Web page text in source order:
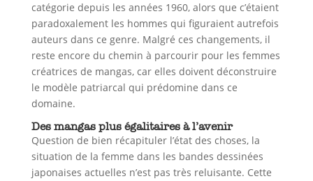
catégorie depuis les années 1960, alors que c’étaient
paradoxalement les hommes qui figuraient autrefois
auteurs dans ce genre. Malgré ces changements, il
reste encore du chemin à parcourir pour les femmes
créatrices de mangas, car elles doivent déconstruire
le modèle patriarcal qui prédomine dans ce
domaine.
Des mangas plus égalitaires à l’avenir
Question de bien récapituler l’état des choses, la
situation de la femme dans les bandes dessinées
japonaises actuelles n’est pas très reluisante. Cette